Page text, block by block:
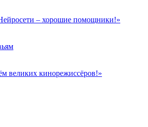
– хорошие помощники!»
великих кинорежиссёров!»